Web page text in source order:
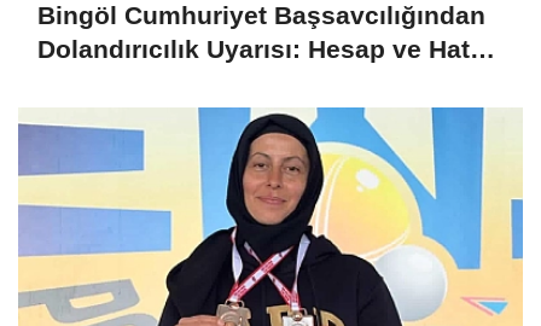
Bingöl Cumhuriyet Başsavcılığından
Dolandırıcılık Uyarısı: Hesap ve Hat